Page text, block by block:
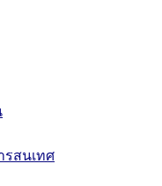
รสนเทศ